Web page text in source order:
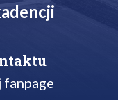
fanpage